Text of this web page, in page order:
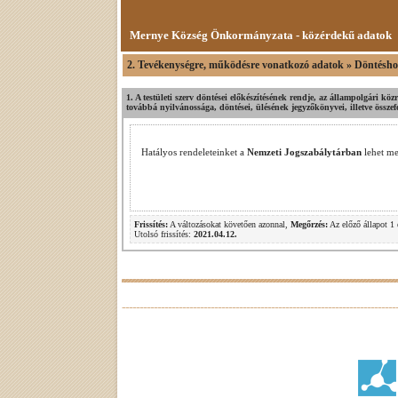
Mernye Község Önkormányzata - közérdekű adatok
2. Tevékenységre, működésre vonatkozó adatok »
1. A testületi szerv döntései előkészítésének rendje, az állampolgári
továbbá nyilvánossága, döntései, ülésének jegyzőkönyvei, illetve
Hatályos rendeleteinket a Nemzeti Jogszabálytárban lehet
Frissítés: A változásokat követően azonnal, Megőrzés: Az előző állapot 1
Utolsó frissítés: 2021.04.12.